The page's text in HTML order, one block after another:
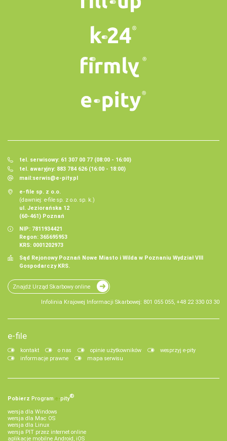
tel. serwisowy: 61 307 00 77 (08:00 - 16:00)
tel. awaryjny: 883 784 626 (16:00 - 18:00)
mail:serwis@e-pity.pl
e-file sp. z o.o.
(dawniej: e-file sp. z o.o. sp. k.)
ul. Jeziorańska 12
(60-461) Poznań
NIP: 7811934421
Regon: 365695953
KRS: 0001202973
Sąd Rejonowy Poznań Nowe Miasto i Wilda w Poznaniu Wydział VIII
Gospodarczy KRS.
Znajdź Urząd Skarbowy online
Infolinia Krajowej Informacji Skarbowej: 801 055 055, +48 22 330 03 30
e-file
kontakt o nas opinie użytkowników
wesprzyj e-pity
informacje prawne
mapa serwisu
Pobierz Program e‑pity®
wersja dla Windows
wersja dla Mac OS
wersja dla Linux
wersja PIT przez internet online
aplikacje mobilne Android, iOS